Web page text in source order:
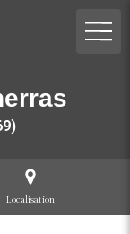
Localisation